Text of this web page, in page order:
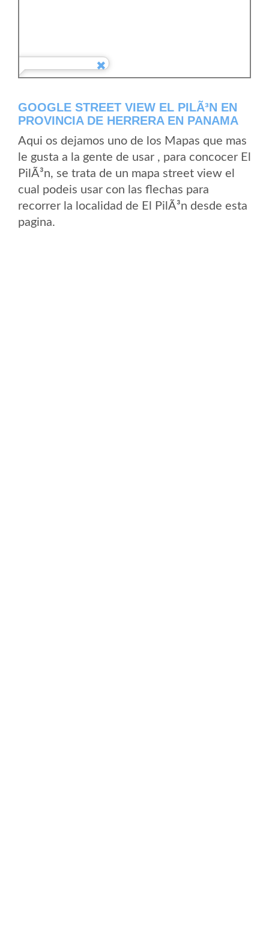
GOOGLE STREET VIEW EL PILÃ³N EN
PROVINCIA DE HERRERA EN PANAMA
Aqui os dejamos uno de los Mapas que mas
le gusta a la gente de usar , para concocer El
PilÃ³n, se trata de un mapa street view el
cual podeis usar con las flechas para
recorrer la localidad de El PilÃ³n desde esta
pagina.